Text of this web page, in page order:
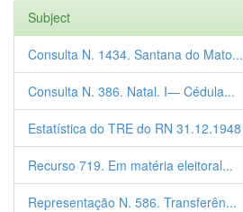
Subject
Consulta N. 1434. Santana do Mato...
Consulta N. 386. Natal. I— Cédula...
Estatística do TRE do RN 31.12.1948
Recurso 719. Em matéria eleitoral...
Representação N. 586. Transferên...